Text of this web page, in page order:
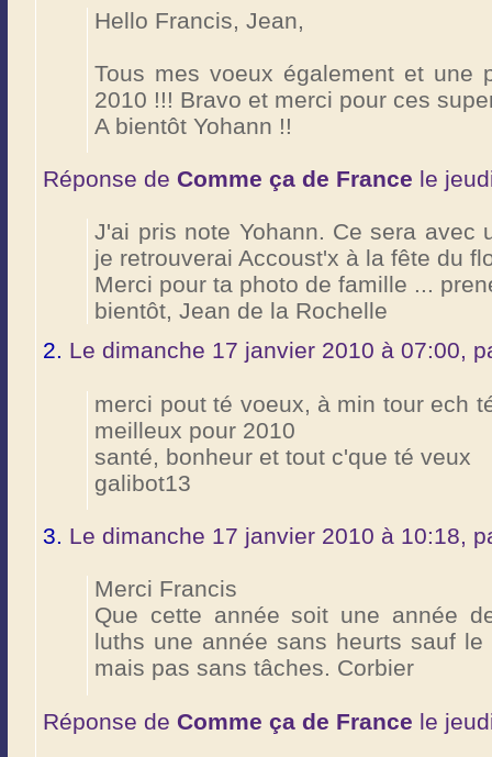
Hello Francis, Jean,
Tous mes voeux également et une
2010 !!! Bravo et merci pour ces
A bientôt Yohann !!
Réponse de Comme ça de France le
J'ai pris note Yohann. Ce sera avec
je retrouverai Accoust'x à la fête du
Merci pour ta photo de famille ...
bientôt, Jean de la Rochelle
2. Le dimanche 17 janvier 2010 à 07:00,
merci pout té voeux, à min tour ech
meilleux pour 2010
santé, bonheur et tout c'que té veux
galibot13
3. Le dimanche 17 janvier 2010 à 10:18,
Merci Francis
Que cette année soit une année
luths une année sans heurts sauf
mais pas sans tâches. Corbier
Réponse de Comme ça de France le